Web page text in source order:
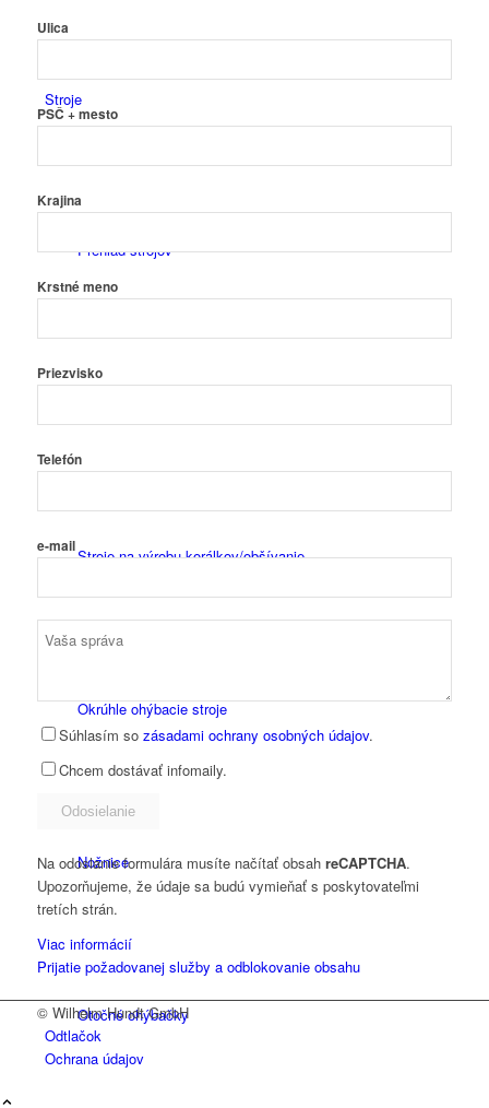
Stroje
Prehľad strojov
Stroje na výrobu korálkov/obšívanie
Okrúhle ohýbacie stroje
Nožnice
Otočné ohýbačky
Ulica
PSČ + mesto
Krajina
Krstné meno
Priezvisko
Telefón
e-mail
Súhlasím so zásadami ochrany osobných údajov.
Chcem dostávať infomaily.
Na odoslanie formulára musíte načítať obsah reCAPTCHA.
Upozorňujeme, že údaje sa budú vymieňať s poskytovateľmi
tretích strán.
Viac informácií
Prijatie požadovanej služby a odblokovanie obsahu
© Wilhelm Hundt GmbH
Odtlačok
Ochrana údajov